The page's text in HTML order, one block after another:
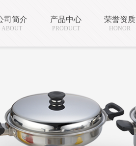
司简介
ABOUT
产品中心
PRODUCT
荣誉资质
HONOR